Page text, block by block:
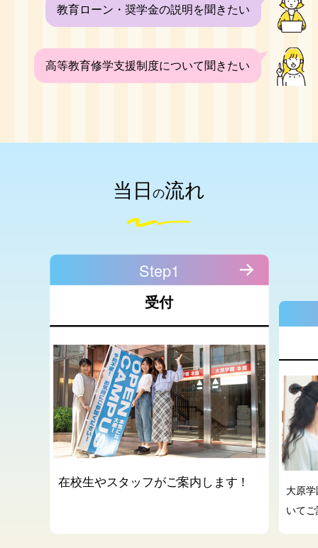
教育ローン・奨学金の説明を聞きたい
高等教育修学支援制度について聞きたい
当日 の流れ
Step1
受付
在校生やスタッフがご案内します！
大原
いてご